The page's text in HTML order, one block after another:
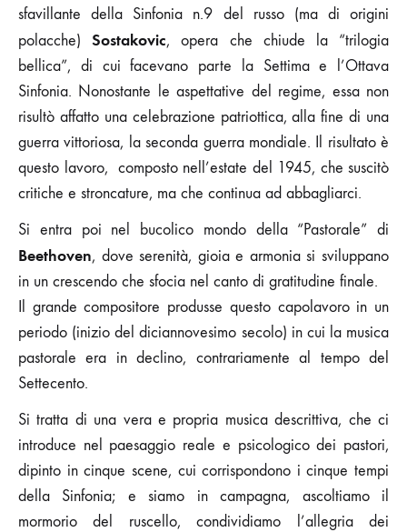
sfavillante della Sinfonia n.9 del russo (ma di origini
polacche)Sostakovic, opera che chiude la “trilogia
bellica”, di cui facevano parte la Settima e l’Ottava
Sinfonia. Nonostante le aspettative del regime, essa non
risultò affatto una celebrazione patriottica, alla fine di una
guerra vittoriosa, la seconda guerra mondiale. Il risultato è
questo lavoro, composto nell’estate del 1945, che suscitò
critiche e stroncature, ma che continua ad abbagliarci.
Si entra poi nel bucolico mondo della “Pastorale” di
Beethoven, dove serenità, gioia e armonia si sviluppano
in un crescendo che sfocia nel canto di gratitudine finale.
Il grande compositore produsse questo capolavoro in un
periodo (inizio del diciannovesimo secolo) in cui la musica
pastorale era in declino, contrariamente al tempo del
Settecento.
Si tratta di una vera e propria musica descrittiva, che ci
introduce nel paesaggio reale e psicologico dei pastori,
dipinto in cinque scene, cui corrispondono i cinque tempi
della Sinfonia; e siamo in campagna, ascoltiamo il
mormorio del ruscello, condividiamo l’allegria dei